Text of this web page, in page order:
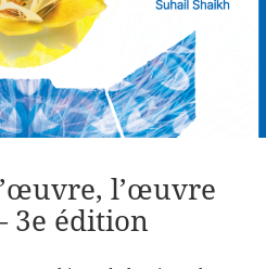
l’œuvre
3e édition